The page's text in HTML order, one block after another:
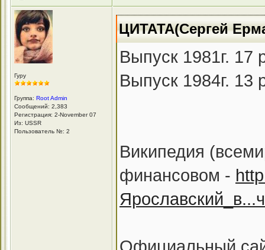
Гуру
Группа: Root Admin
Сообщений: 2,383
Регистрация: 2-November 07
Из: USSR
Пользователь №: 2
ЦИТАТА(Сергей
Выпуск 1981г. 17
Выпуск 1984г. 13
Википедия
финансовом -